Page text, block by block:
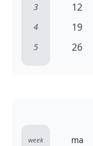
3 12
4 19
5 26
week ma